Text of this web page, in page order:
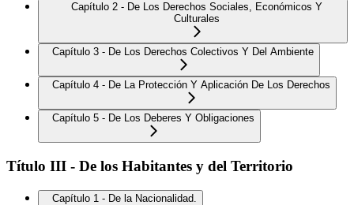
Capítulo 2 - De Los Derechos Sociales, Económicos Y
Culturales
Capítulo 3 - De Los Derechos Colectivos Y Del Ambiente
Capítulo 4 - De La Protección Y Aplicación De Los Derechos
Capítulo 5 - De Los Deberes Y Obligaciones
Título III - De los Habitantes y del Territorio
Capítulo 1 - De la Nacionalidad.